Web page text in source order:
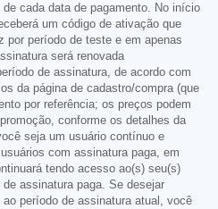
cada data de pagamento. No início
um código de ativação que
por período de teste e em apenas
será renovada
de assinatura, de acordo com
da página de cadastro/compra (que
por referência; os preços podem
conforme os detalhes da
seja um usuário contínuo e
com assinatura paga, em
tendo acesso ao(s) seu(s)
assinatura paga. Se desejar
período de assinatura atual, você